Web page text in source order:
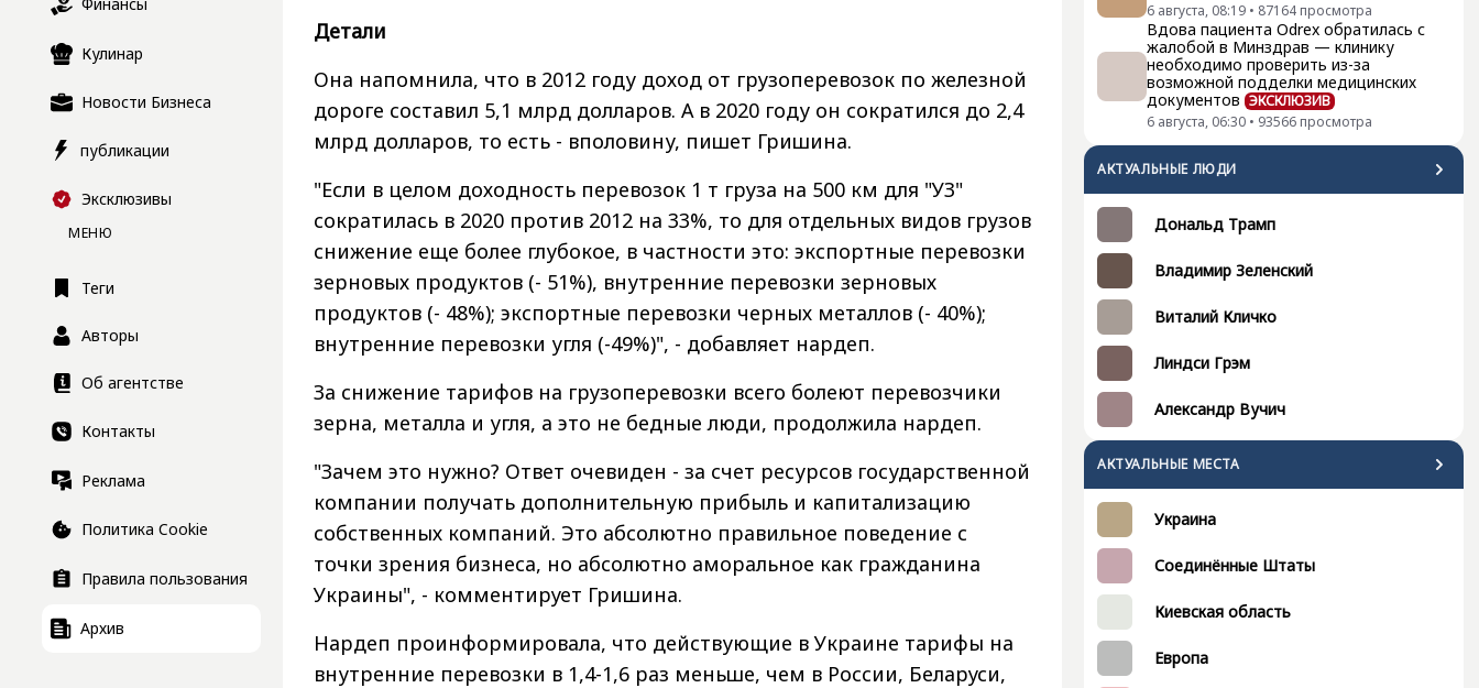
Кулинар
Новости Бизнеса
публикации
Эксклюзивы
МЕНЮ
Теги
Авторы
Об агентстве
Контакты
Реклама
Политика Cookie
Правила пользования
Архив
6 августа, 08:19 • 87164 просмотра
Вдова пациента Odrex обратилась с
жалобой в Минздрав — клинику
необходимо проверить из-за
возможной подделки медицинских
документов ЭКСКЛЮЗИВ
6 августа, 06:30 • 93566 просмотра
АКТУАЛЬНЫЕ ЛЮДИ
Дональд Трамп
Владимир Зеленский
Виталий Кличко
Линдси Грэм
Александр Вучич
АКТУАЛЬНЫЕ МЕСТА
Украина
Соединённые Штаты
Киевская область
Европа
Детали
Она напомнила, что в 2012 году доход от грузоперевозок по железной
дороге составил 5,1 млрд долларов. А в 2020 году он сократился до 2,4
млрд долларов, то есть - вполовину, пишет Гришина.
"Если в целом доходность перевозок 1 т груза на 500 км для "УЗ"
сократилась в 2020 против 2012 на 33%, то для отдельных видов грузов
снижение еще более глубокое, в частности это: экспортные перевозки
зерновых продуктов (- 51%), внутренние перевозки зерновых
продуктов (- 48%); экспортные перевозки черных металлов (- 40%);
внутренние перевозки угля (-49%)", - добавляет нардеп.
За снижение тарифов на грузоперевозки всего болеют перевозчики
зерна, металла и угля, а это не бедные люди, продолжила нардеп.
"Зачем это нужно? Ответ очевиден - за счет ресурсов государственной
компании получать дополнительную прибыль и капитализацию
собственных компаний. Это абсолютно правильное поведение с
точки зрения бизнеса, но абсолютно аморальное как гражданина
Украины", - комментирует Гришина.
Нардеп проинформировала, что действующие в Украине тарифы на
внутренние перевозки в 1,4-1,6 раз меньше, чем в России, Беларуси,